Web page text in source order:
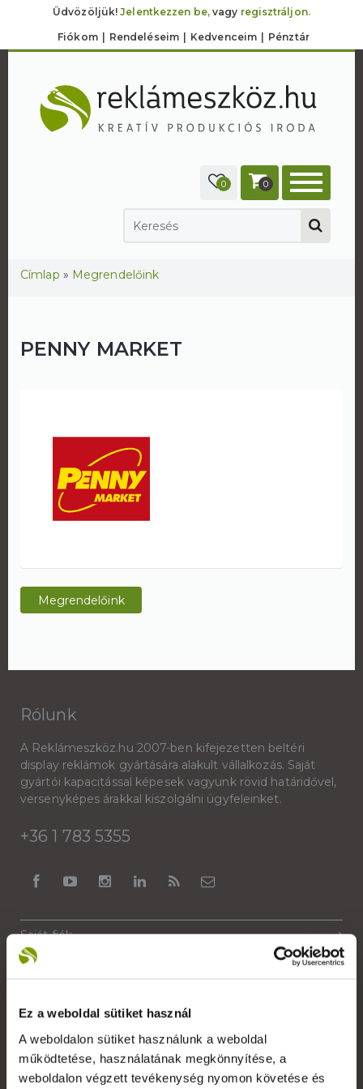
Ez a weboldal sütiket használ
A weboldalon sütiket használunk a weboldal
működtetése, használatának megkönnyítése, a
weboldalon végzett tevékenység nyomon követése és
Üdvözöljük!Jelentkezzen be,vagy regisztráljon.
Fiókom Rendeléseim Kedvenceim Pénztár
0 0
Jelenlegi hely
Címlap » Megrendelőink
PENNY MARKET
Megrendelőink
Rólunk
A Reklámeszköz.hu 2007-ben kifejezetten beltéri
display reklámok gyártására alakult vállalkozás. Saját
gyártói kapacitással képesek vagyunk rövid határidővel,
versenyképes árakkal kiszolgálni ügyfeleinket.
+36 1 783 5355
Saját fiók
Kapcsolat
Alkalmazott nyomdai technológiák